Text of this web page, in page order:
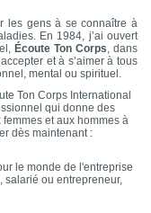
les gens à se connaître à
En 1984, j’ai ouvert
Écoute Ton Corps, dans
et à s’aimer à tous
mental ou spirituel.
Ton Corps International
qui donne des
et aux hommes à
dès maintenant :
le monde de l'entreprise
salarié ou entrepreneur,